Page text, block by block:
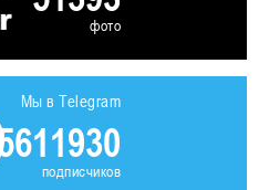
фото
Мы в Telegram
5611930
подписчиков